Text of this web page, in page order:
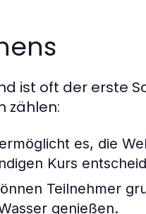
ist oft der erste
zählen:
es, die
Kurs
Teilnehmer
genießen.